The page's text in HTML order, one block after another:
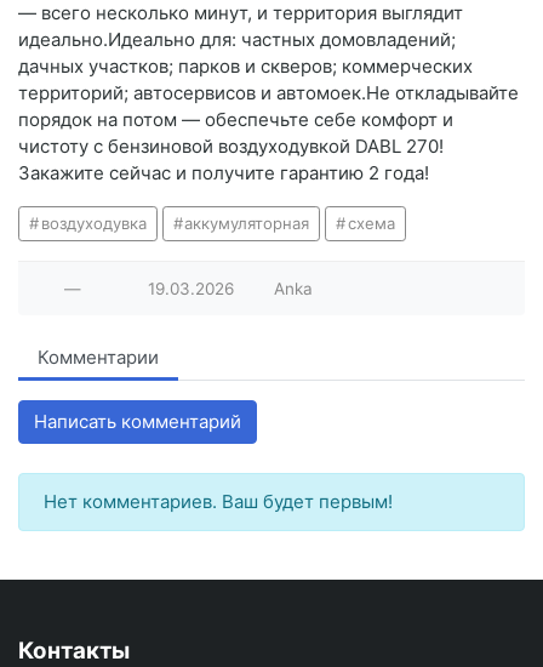
— всего несколько минут, и территория выглядит
идеально.Идеально для: частных домовладений;
дачных участков; парков и скверов; коммерческих
территорий; автосервисов и автомоек.Не откладывайте
порядок на потом — обеспечьте себе комфорт и
чистоту с бензиновой воздуходувкой DABL 270!
Закажите сейчас и получите гарантию 2 года!
воздуходувка аккумуляторная схема
— 19.03.2026 Anka
Комментарии
Написать комментарий
Нет комментариев. Ваш будет первым!
Контакты